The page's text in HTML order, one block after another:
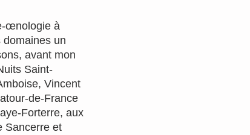
œnologie à
un
avant mon
Saint-
Vincent
de-France
Forterre, aux
Sancerre et